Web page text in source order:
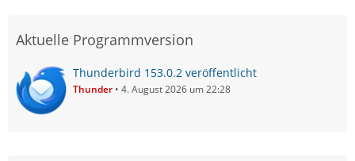
Aktuelle Programmversion
Thunderbird 153.0.2 veröffentlicht
Thunder 4. August 2026 um 22:28